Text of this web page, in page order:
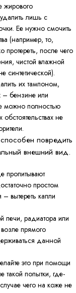
жирового
лишь с
Ее нужно смочить
(например, то,
после чего
чистой влажной
синтетической).
их тампоном,
– бензине или
можно полностью
не
повредить
внешний вид.
пропитывают
простом
вытереть капли
печи, радиатора или
прямого
данной
это при помощи
такой попытки, где-
чего на коже не